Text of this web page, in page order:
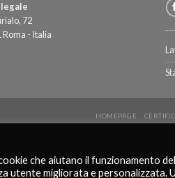
legale
72
Roma - Italia
HOMEPAGE
che aiutano il funzionamento
utente migliorata e personalizzata.